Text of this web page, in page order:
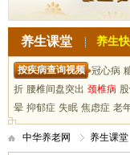
养生课堂 养生
按疾病查询视频 冠心病
折 腰椎间盘突出 颈椎病
晕 抑郁症 失眠 焦虑症 老
中华养老网 养生课堂